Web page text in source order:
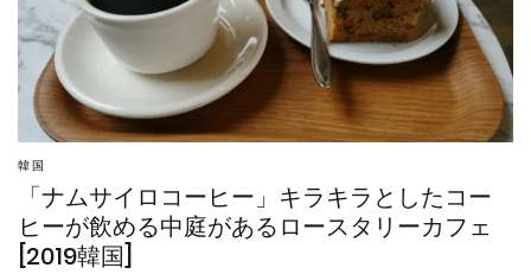
韓国
「ナムサイロコーヒー」キラキラとしたコー
ヒーが飲める中庭があるロースタリーカフェ
[2019韓国]